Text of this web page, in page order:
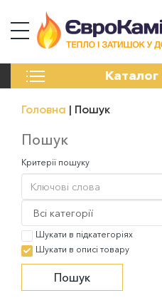
Каталог
ПЕЧІ
ЕЛЕКТРОКАМІНИ
АКСЕСУАРИ
ХІМІЯ
ЕНЕРГОСИСТЕМИ
Головна Пошук
Пошук
Критерії пошуку
Шукати в підкатегоріях
Шукати в описі товару